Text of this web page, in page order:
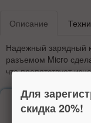
Описание
Надежный зарядный
разъемом Micro
что препятствует
Для
скидка 20%!